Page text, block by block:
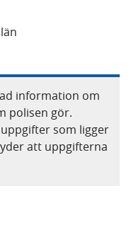
information om
polisen gör.
som ligger
att uppgifterna